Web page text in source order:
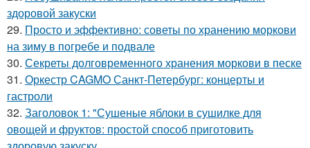
здоровой закуски
29. Просто и эффективно: советы по хранению моркови
на зиму в погребе и подвале
30. Секреты долговременного хранения моркови в песке
31. Оркестр CAGMO Санкт-Петербург: концерты и
гастроли
32. Заголовок 1: "Сушеные яблоки в сушилке для
овощей и фруктов: простой способ приготовить